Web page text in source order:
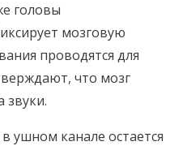
головы
мозговую
проводятся для
что мозг
звуки.
ушном канале остается